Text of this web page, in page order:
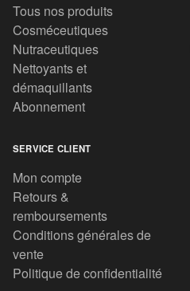
Tous nos produits
Cosméceutiques
Nutraceutiques
Nettoyants et
démaquillants
Abonnement
SERVICE CLIENT
Mon compte
Retours &
remboursements
Conditions générales de
vente
Politique de confidentialité